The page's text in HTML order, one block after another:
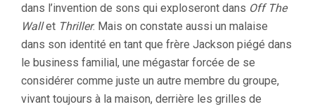
dans l’invention de sons qui exploseront dans Off The
Wallet Thriller. Mais on constate aussi un malaise
dans son identité en tant que frère Jackson piégé dans
le business familial, une mégastar forcée de se
considérer comme juste un autre membre du groupe,
vivant toujours à la maison, derrière les grilles de